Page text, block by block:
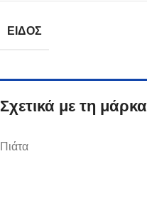
ΕΊΔΟΣ
Σχετικά με τη μάρκα
Πιάτα